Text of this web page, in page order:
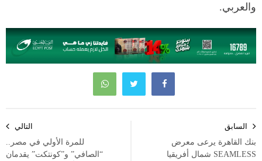
والعربي.
المقالات
السابق
بنك القاهرة يرعى معرض
SEAMLESS شمال أفريقيا
التالي
للمرة الأولي في مصر..
“الصافي” و”كونتكت” يقدمان